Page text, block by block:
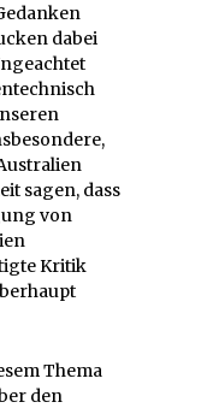
dabei
sagen, dass
von
Kritik
Thema
den